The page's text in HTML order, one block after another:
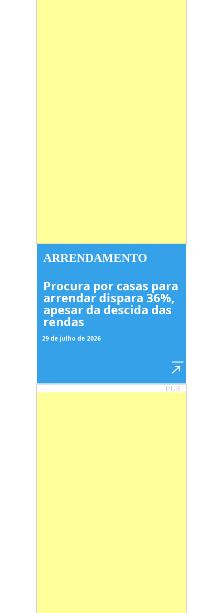
ARRENDAMENTO
Procura por casas para
arrendar dispara 36%,
apesar da descida das
rendas
29 de julho de 2026
PUB